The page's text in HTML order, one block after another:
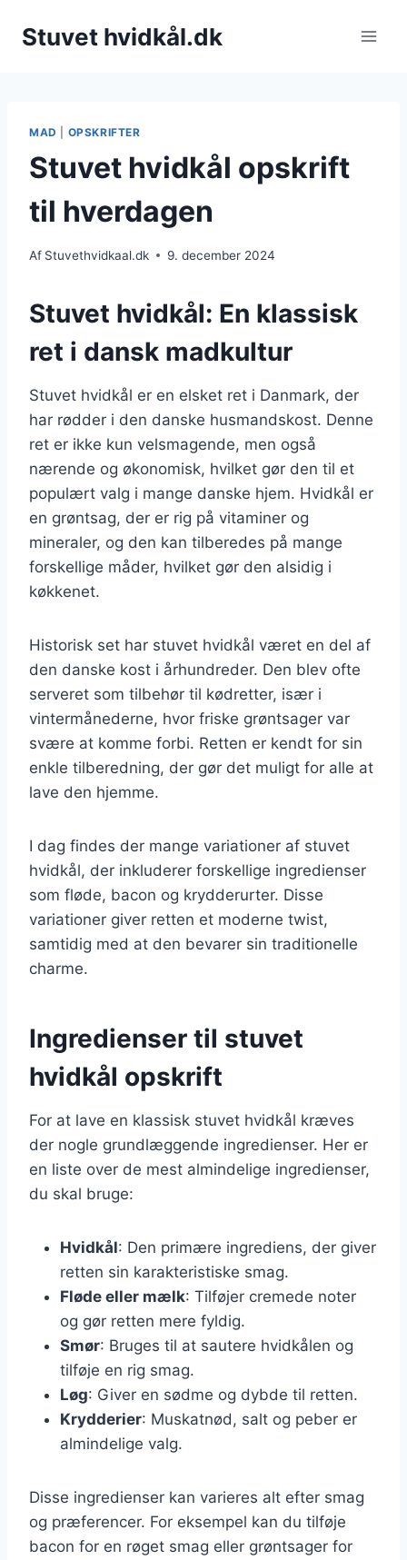
Stuvet hvidkål.dk
MAD OPSKRIFTER
Stuvet hvidkål opskrift
til hverdagen
Af Stuvethvidkaal.dk 9. december 2024
Stuvet hvidkål: En klassisk
ret i dansk madkultur
Stuvet hvidkål er en elsket ret i Danmark, der
har rødder i den danske husmandskost. Denne
ret er ikke kun velsmagende, men også
nærende og økonomisk, hvilket gør den til et
populært valg i mange danske hjem. Hvidkål er
en grøntsag, der er rig på vitaminer og
mineraler, og den kan tilberedes på mange
forskellige måder, hvilket gør den alsidig i
køkkenet.
Historisk set har stuvet hvidkål været en del af
den danske kost i århundreder. Den blev ofte
serveret som tilbehør til kødretter, især i
vintermånederne, hvor friske grøntsager var
svære at komme forbi. Retten er kendt for sin
enkle tilberedning, der gør det muligt for alle at
lave den hjemme.
I dag findes der mange variationer af stuvet
hvidkål, der inkluderer forskellige ingredienser
som fløde, bacon og krydderurter. Disse
variationer giver retten et moderne twist,
samtidig med at den bevarer sin traditionelle
charme.
Ingredienser til stuvet
hvidkål opskrift
For at lave en klassisk stuvet hvidkål kræves
der nogle grundlæggende ingredienser. Her er
en liste over de mest almindelige ingredienser,
du skal bruge:
Hvidkål: Den primære ingrediens, der giver
retten sin karakteristiske smag.
Fløde eller mælk: Tilføjer cremede noter
og gør retten mere fyldig.
Smør: Bruges til at sautere hvidkålen og
tilføje en rig smag.
Løg: Giver en sødme og dybde til retten.
Krydderier: Muskatnød, salt og peber er
almindelige valg.
Disse ingredienser kan varieres alt efter smag
og præferencer. For eksempel kan du tilføje
bacon for en røget smag eller grøntsager for